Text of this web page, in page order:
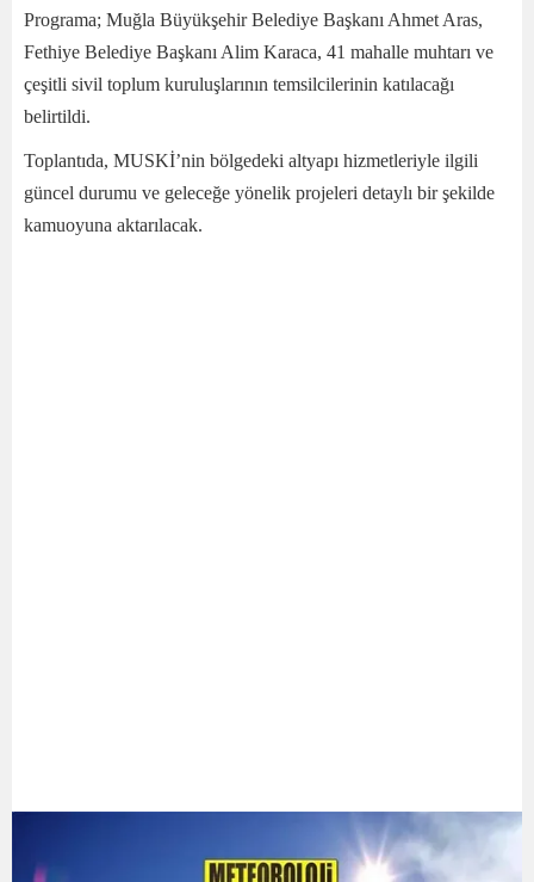
Programa; Muğla Büyükşehir Belediye Başkanı Ahmet Aras,
Fethiye Belediye Başkanı Alim Karaca, 41 mahalle muhtarı ve
çeşitli sivil toplum kuruluşlarının temsilcilerinin katılacağı
belirtildi.
Toplantıda, MUSKİ’nin bölgedeki altyapı hizmetleriyle ilgili
güncel durumu ve geleceğe yönelik projeleri detaylı bir şekilde
kamuoyuna aktarılacak.